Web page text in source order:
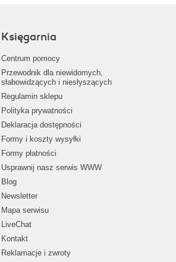
Księgarnia
Centrum pomocy
Przewodnik dla niewidomych,
słabowidzących i niesłyszących
Regulamin sklepu
Polityka prywatności
Deklaracja dostępności
Formy i koszty wysyłki
Formy płatności
Usprawnij nasz serwis WWW
Blog
Newsletter
Mapa serwisu
LiveChat
Kontakt
Reklamacje i zwroty